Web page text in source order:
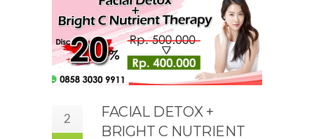
2
FACIAL DETOX +
BRIGHT C NUTRIENT